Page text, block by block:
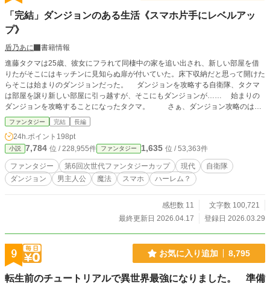
「完結」ダンジョンのある生活《スマホ片手にレベルアッ
プ》
盾乃あに
書籍情報
進藤タクマは25歳、彼女にフラれて同棲中の家を追い出され、新しい部屋を借
りたがそこにはキッチンに見知らぬ扉が付いていた。床下収納だと思って開けた
らそこは始まりのダンジョンだった。 ダンジョンを攻略する自衛隊、タクマ
は部屋を譲り新しい部屋に引っ越すが、そこにもダンジョンが…… 始まりの
ダンジョンを攻略することになったタクマ。 さぁ、ダンジョン攻略のはじ
まりだ。
ファンタジー 完結 長編
24h.ポイント 198pt
小説 7,784 位 / 228,955件 ファンタジー 1,635 位 / 53,363件
ファンタジー 第6回次世代ファンタジーカップ 現代
自衛隊
ダンジョン
男主人公 魔法 スマホ ハーレム？
感想数 11
文字数 100,721
最終更新日 2026.04.17
登録日 2026.03.29
9 お気に入り追加 8,795
転生前のチュートリアルで異世界最強になりました。 準備